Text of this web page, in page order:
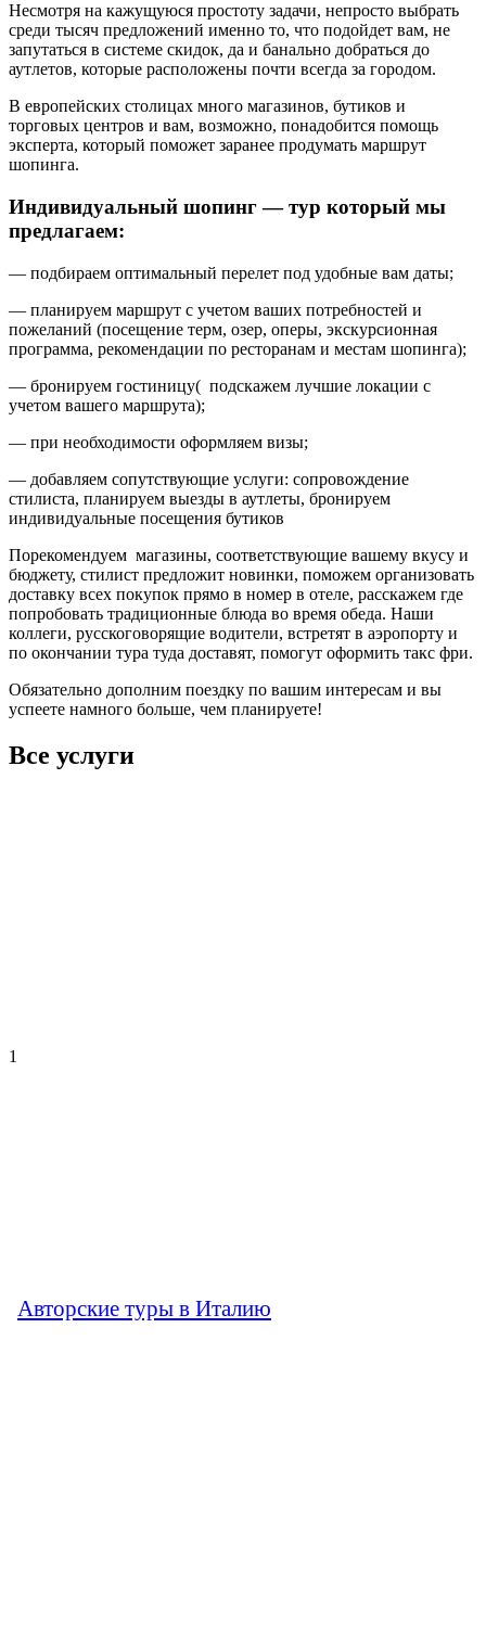
Несмотря на кажущуюся простоту задачи, непросто выбрать
среди тысяч предложений именно то, что подойдет вам, не
запутаться в системе скидок, да и банально добраться до
аутлетов, которые расположены почти всегда за городом.
В европейских столицах много магазинов, бутиков и
торговых центров и вам, возможно, понадобится помощь
эксперта, который поможет заранее продумать маршрут
шопинга.
Индивидуальный шопинг — тур который мы
предлагаем:
— подбираем оптимальный перелет под удобные вам даты;
— планируем маршрут с учетом ваших потребностей и
пожеланий (посещение терм, озер, оперы, экскурсионная
программа, рекомендации по ресторанам и местам шопинга);
— бронируем гостиницу( подскажем лучшие локации с
учетом вашего маршрута);
— при необходимости оформляем визы;
— добавляем сопутствующие услуги: сопровождение
стилиста, планируем выезды в аутлеты, бронируем
индивидуальные посещения бутиков
Порекомендуем магазины, соответствующие вашему вкусу и
бюджету, стилист предложит новинки, поможем организовать
доставку всех покупок прямо в номер в отеле, расскажем где
попробовать традиционные блюда во время обеда. Наши
коллеги, русскоговорящие водители, встретят в аэропорту и
по окончании тура туда доставят, помогут оформить такс фри.
Обязательно дополним поездку по вашим интересам и вы
успеете намного больше, чем планируете!
Все услуги
1
Авторские туры в Италию